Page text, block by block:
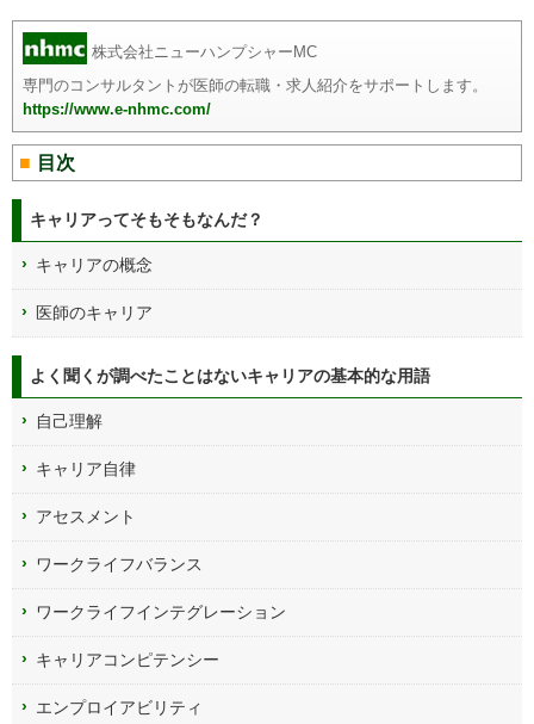
株式会社ニューハンプシャーMC
専門のコンサルタントが医師の転職・求人紹介をサポートします。
https://www.e-nhmc.com/
目次
キャリアってそもそもなんだ？
キャリアの概念
医師のキャリア
よく聞くが調べたことはないキャリアの基本的な用語
自己理解
キャリア自律
アセスメント
ワークライフバランス
ワークライフインテグレーション
キャリアコンピテンシー
エンプロイアビリティ